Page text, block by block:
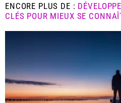
ENCORE PLUS DE :
CLÉS POUR MIEUX SE